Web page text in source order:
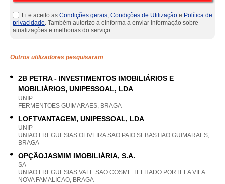
Li e aceito as Condições gerais, Condições de Utilização e Política de
privacidade. Também autorizo a eInforma a enviar informação sobre
atualizações e melhorias do serviço.
Outros utilizadores pesquisaram
2B PETRA - INVESTIMENTOS IMOBILIÁRIOS E
MOBILIÁRIOS, UNIPESSOAL, LDA
UNIP
FERMENTOES GUIMARAES, BRAGA
LOFTVANTAGEM, UNIPESSOAL, LDA
UNIP
UNIAO FREGUESIAS OLIVEIRA SAO PAIO SEBASTIAO GUIMARAES,
BRAGA
OPÇÃOJASMIM IMOBILIÁRIA, S.A.
SA
UNIAO FREGUESIAS VALE SAO COSME TELHADO PORTELA VILA
NOVA FAMALICAO, BRAGA